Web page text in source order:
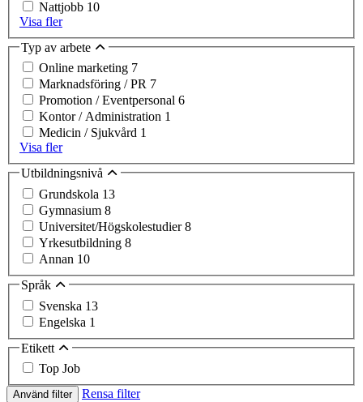
Nattjobb 10
Visa fler
Typ av arbete
Online marketing 7
Marknadsföring / PR 7
Promotion / Eventpersonal 6
Kontor / Administration 1
Medicin / Sjukvård 1
Visa fler
Utbildningsnivå
Grundskola 13
Gymnasium 8
Universitet/Högskolestudier8
Yrkesutbildning 8
Annan 10
Språk
Svenska 13
Engelska 1
Etikett
Top Job
Använd filter Rensa filter